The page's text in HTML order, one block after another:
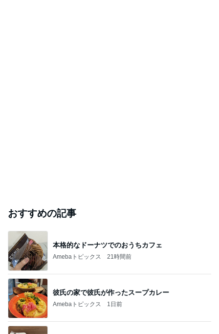
おすすめの記事
本格的なドーナツでのおうちカフェ
Amebaトピックス 21時間前
彼氏の家で彼氏が作ったスープカレー
Amebaトピックス 1日前